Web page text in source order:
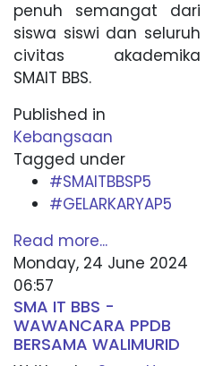
penuh semangat dari
siswa siswi dan seluruh
civitas akademika
SMAIT BBS.
Published in
Kebangsaan
Tagged under
#SMAITBBSP5
#GELARKARYAP5
Read more...
Monday, 24 June 2024
06:57
SMA IT BBS -
WAWANCARA PPDB
BERSAMA WALIMURID